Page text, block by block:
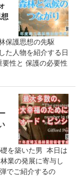
保護思想の先駆
た人物を紹介する日
性と 保護の必要性
を築いた男 本日は
業の発展に寄与し
でご紹介するの